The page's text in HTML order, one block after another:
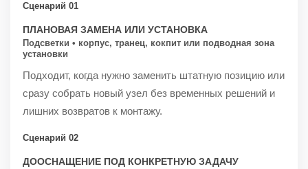
Сценарий 01
ПЛАНОВАЯ ЗАМЕНА ИЛИ УСТАНОВКА
Подсветки • корпус, транец, кокпит или подводная зона
установки
Подходит, когда нужно заменить штатную позицию или
сразу собрать новый узел без временных решений и
лишних возвратов к монтажу.
Сценарий 02
ДООСНАЩЕНИЕ ПОД КОНКРЕТНУЮ ЗАДАЧУ